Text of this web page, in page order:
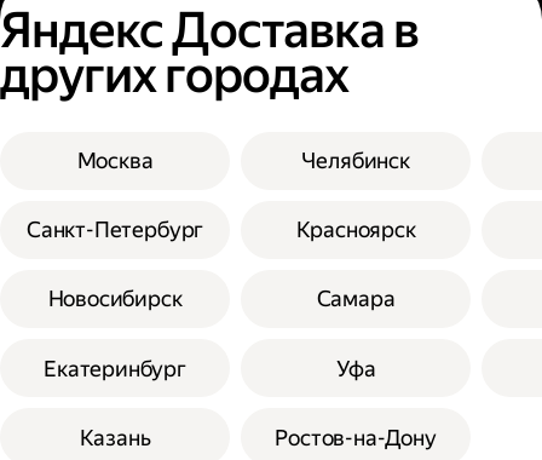
Яндекс Доставка в
других городах
Москва
Санкт-Петербург
Новосибирск
Екатеринбург
Казань
Челябинск
Красноярск
Самара
Уфа
Ростов-на-Дону